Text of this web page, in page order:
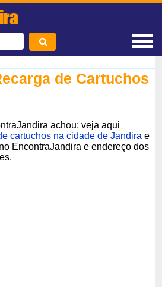
de Cartuchos
achou: veja aqui
cartuchos na cidade de Jandira e
EncontraJandira e endereço dos